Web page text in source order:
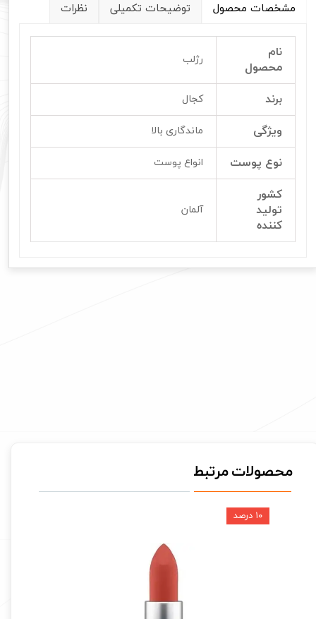
مشخصات محصول توضیحات تکمیلی نظرات
نام
محصول
رژلب
برند کجال
ویژگی ماندگاری بالا
نوع پوست انواع پوست
کشور
تولید
کننده
آلمان
محصولات مرتبط
۱۰ درصد